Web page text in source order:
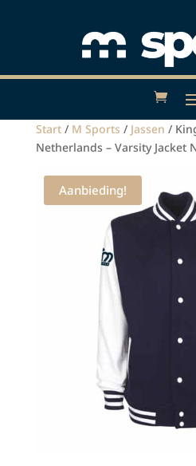
Start/ M Sports / Jassen /
Netherlands – Varsity Jacket
Aanbieding!